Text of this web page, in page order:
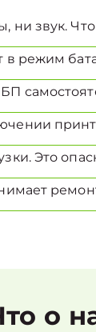
звук. Что
режим
Это
о